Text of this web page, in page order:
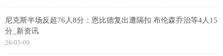
尼克斯半场反超76人8分：恩比德复出遭隔扣 布伦森乔治等4人15
分_新资讯
26-05-09